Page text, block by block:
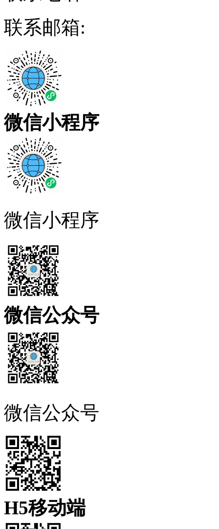
联系邮箱:
微信小程序
微信小程序
微信公众号
微信公众号
H5移动端